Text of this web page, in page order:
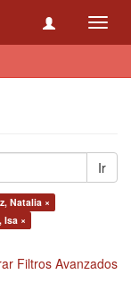
Ir
Natalia ×
Isa ×
Filtros Avanzados